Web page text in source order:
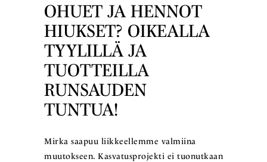
OHUET JA HENNOT
HIUKSET? OIKEALLA
TYYLILLÄ JA
TUOTTEILLA
RUNSAUDEN
TUNTUA!
Mirka saapuu liikkeellemme valmiina
muutokseen. Kasvatusprojekti ei tuonutkaan